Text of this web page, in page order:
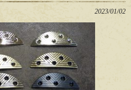
2023/01/02